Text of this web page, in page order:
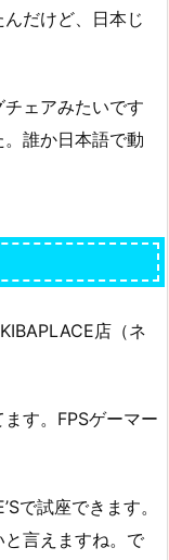
だけど、日本じ
ェアみたいです
誰か日本語で動
店（ネ
す。FPSゲーマー
で試座できます。
言えますね。で